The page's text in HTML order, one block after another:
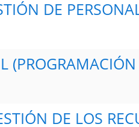
DE
III - GESTIÓN DE